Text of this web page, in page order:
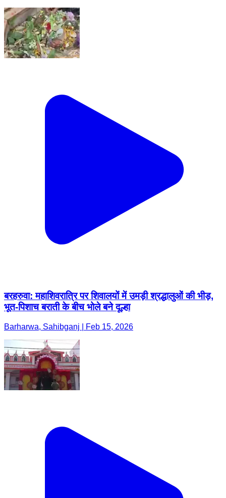
बरहरुवा: महाशिवरात्रि पर शिवालयों में उमड़ी श्रद्धालुओं की भीड़,
भूत-पिशाच बराती के बीच भोले बने दूल्हा
Barharwa, Sahibganj | Feb 15, 2026